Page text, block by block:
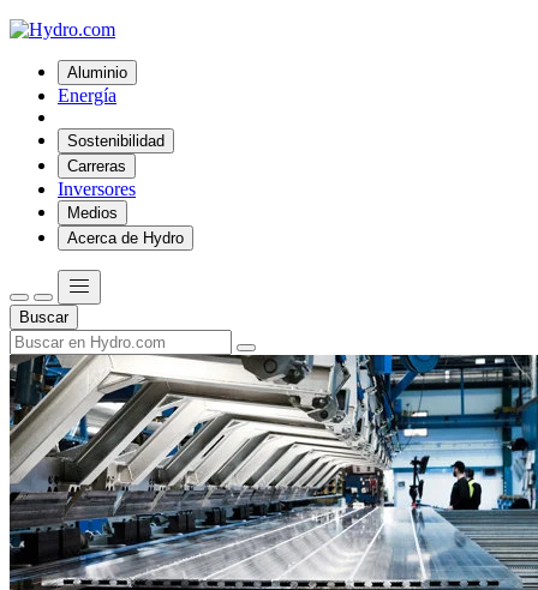
Aluminio
Energía
Sostenibilidad
Carreras
Inversores
Medios
Acerca de Hydro
Buscar